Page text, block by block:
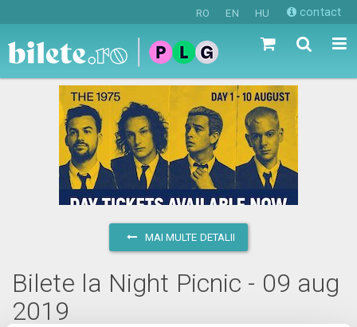
RO EN HU contact
MAI MULTE DETALII
Bilete la Night Picnic - 09 aug
2019